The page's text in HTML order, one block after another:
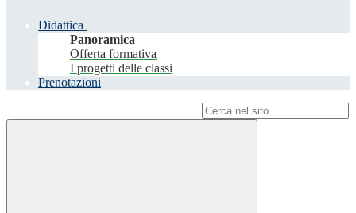
Didattica
Panoramica
Offerta formativa
I progetti delle classi
Prenotazioni